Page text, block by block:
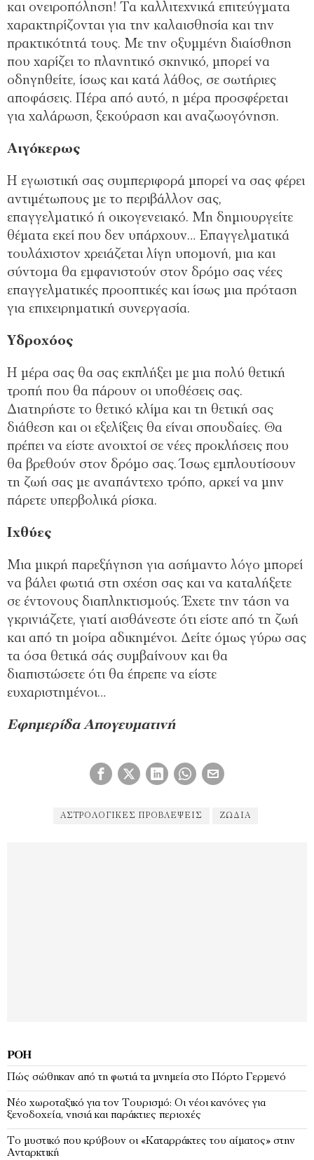
και ονειροπόληση! Τα καλλιτεχνικά επιτεύγματα
χαρακτηρίζονται για την καλαισθησία και την
πρακτικότητά τους. Με την οξυμμένη διαίσθηση
που χαρίζει το πλανητικό σκηνικό, μπορεί να
οδηγηθείτε, ίσως και κατά λάθος, σε σωτήριες
αποφάσεις. Πέρα από αυτό, η μέρα προσφέρεται
για χαλάρωση, ξεκούραση και αναζωογόνηση.
Αιγόκερως
Η εγωιστική σας συμπεριφορά μπορεί να σας φέρει
αντιμέτωπους με το περιβάλλον σας,
επαγγελματικό ή οικογενειακό. Μη δημιουργείτε
θέματα εκεί που δεν υπάρχουν… Επαγγελματικά
τουλάχιστον χρειάζεται λίγη υπομονή, μια και
σύντομα θα εμφανιστούν στον δρόμο σας νέες
επαγγελματικές προοπτικές και ίσως μια πρόταση
για επιχειρηματική συνεργασία.
Υδροχόος
Η μέρα σας θα σας εκπλήξει με μια πολύ θετική
τροπή που θα πάρουν οι υποθέσεις σας.
Διατηρήστε το θετικό κλίμα και τη θετική σας
διάθεση και οι εξελίξεις θα είναι σπουδαίες. Θα
πρέπει να είστε ανοιχτοί σε νέες προκλήσεις που
θα βρεθούν στον δρόμο σας. Ίσως εμπλουτίσουν
τη ζωή σας με αναπάντεχο τρόπο, αρκεί να μην
πάρετε υπερβολικά ρίσκα.
Ιχθύες
Μια μικρή παρεξήγηση για ασήμαντο λόγο μπορεί
να βάλει φωτιά στη σχέση σας και να καταλήξετε
σε έντονους διαπληκτισμούς. Έχετε την τάση να
γκρινιάζετε, γιατί αισθάνεστε ότι είστε από τη ζωή
και από τη μοίρα αδικημένοι. Δείτε όμως γύρω σας
τα όσα θετικά σάς συμβαίνουν και θα
διαπιστώσετε ότι θα έπρεπε να είστε
ευχαριστημένοι…
Εφημερίδα Απογευματινή
ΑΣΤΡΟΛΟΓΙΚΈΣ ΠΡΟΒΛΈΨΕΙΣ ΖΏΔΙΑ
ΡΟΉ
Πώς σώθηκαν από τη φωτιά τα μνημεία στο Πόρτο Γερμενό
Νέο χωροταξικό για τον Τουρισμό: Οι νέοι κανόνες για
ξενοδοχεία, νησιά και παράκτιες περιοχές
Το μυστικό που κρύβουν οι «Καταρράκτες του αίματος» στην
Ανταρκτική